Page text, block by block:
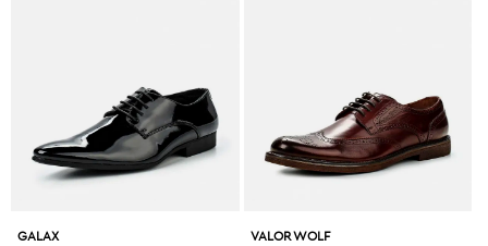
GALAX VALOR WOLF